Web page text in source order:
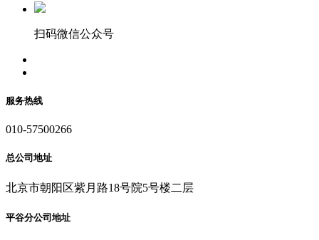
扫码微信公众号
服务热线
010-57500266
总公司地址
北京市朝阳区紫月路18号院5号楼二层
平谷分公司地址